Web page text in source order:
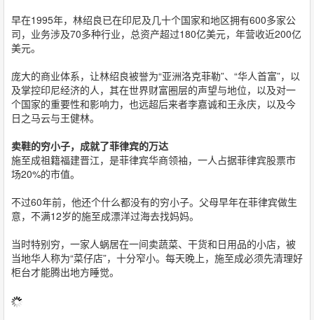
早在1995年，林绍良已在印尼及几十个国家和地区拥有600多家公
司，业务涉及70多种行业，总资产超过180亿美元，年营收近200亿
美元。
庞大的商业体系，让林绍良被誉为“亚洲洛克菲勒”、“华人首富”，以
及掌控印尼经济的人，其在世界财富圈层的声望与地位，以及对一
个国家的重要性和影响力，也远超后来者李嘉诚和王永庆，以及今
日之马云与王健林。
卖鞋的穷小子，成就了菲律宾的万达
施至成祖籍福建晋江，是菲律宾华商领袖，一人占据菲律宾股票市
场20%的市值。
不过60年前，他还个什么都没有的穷小子。父母早年在菲律宾做生
意，不满12岁的施至成漂洋过海去找妈妈。
当时特别穷，一家人蜗居在一间卖蔬菜、干货和日用品的小店，被
当地华人称为“菜仔店”，十分窄小。每天晚上，施至成必须先清理好
柜台才能腾出地方睡觉。